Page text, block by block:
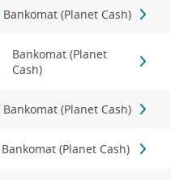
Bankomat (Planet Cash)
Bankomat (Planet
Cash)
Bankomat (Planet Cash)
Bankomat (Planet Cash)